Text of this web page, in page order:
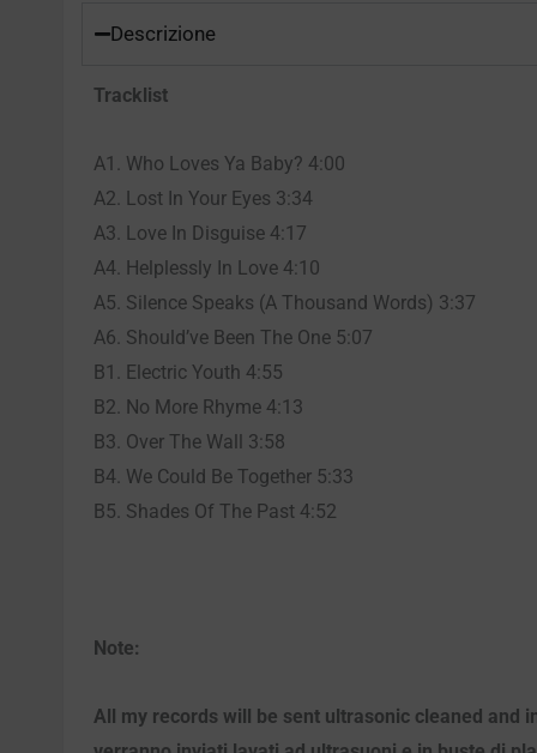
Descrizione
Tracklist
A1. Who Loves Ya Baby? 4:00
A2. Lost In Your Eyes 3:34
A3. Love In Disguise 4:17
A4. Helplessly In Love 4:10
A5. Silence Speaks (A Thousand Words) 3:37
A6. Should’ve Been The One 5:07
B1. Electric Youth 4:55
B2. No More Rhyme 4:13
B3. Over The Wall 3:58
B4. We Could Be Together 5:33
B5. Shades Of The Past 4:52
Note:
All my records will be sent ultrasonic cleaned and